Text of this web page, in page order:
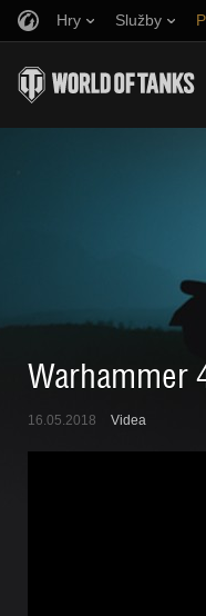
Hry Služby
Hudba
Zásady poctivé hry
Wargaming.net Game
Naverbujte kamaráda
Discord
Warhammer
16.05.2018 Videa